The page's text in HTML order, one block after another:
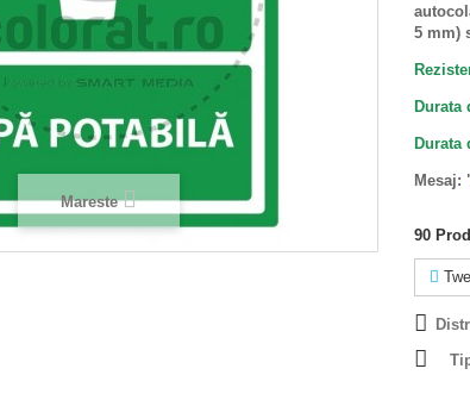
Mareste
5 mm)
Durata
Durata
Mesaj:
90